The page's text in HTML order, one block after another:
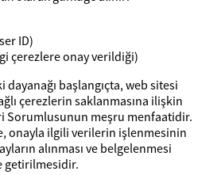
ID)
çerezlere onay verildiği)
başlangıçta, web sitesi
çerezlerin saklanmasına ilişkin
Sorumlusunun meşru menfaatidir.
onayla ilgili verilerin işlenmesinin
alınması ve belgelenmesi
getirilmesidir.